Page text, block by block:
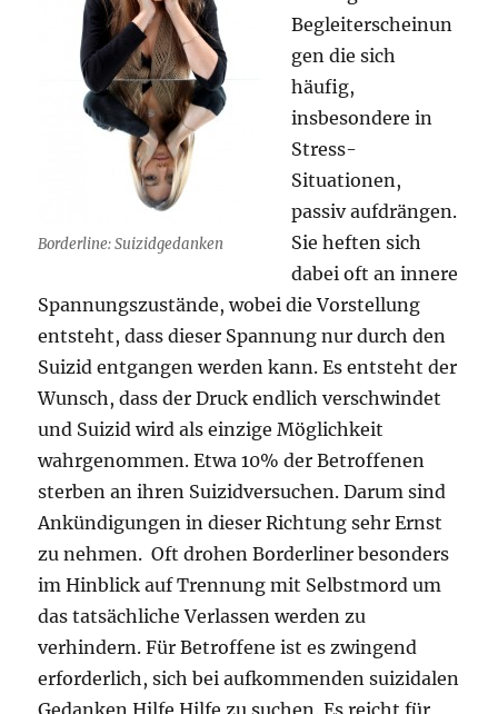
Borderline: Suizidgedanken
Begleiterscheinun
gen die sich
häufig,
insbesondere in
Stress-
Situationen,
passiv aufdrängen.
Sie heften sich
dabei oft an innere
Spannungszustände, wobei die Vorstellung
entsteht, dass dieser Spannung nur durch den
Suizid entgangen werden kann. Es entsteht der
Wunsch, dass der Druck endlich verschwindet
und Suizid wird als einzige Möglichkeit
wahrgenommen. Etwa 10% der Betroffenen
sterben an ihren Suizidversuchen. Darum sind
Ankündigungen in dieser Richtung sehr Ernst
zu nehmen. Oft drohen Borderliner besonders
im Hinblick auf Trennung mit Selbstmord um
das tatsächliche Verlassen werden zu
verhindern. Für Betroffene ist es zwingend
erforderlich, sich bei aufkommenden suizidalen
Gedanken Hilfe Hilfe zu suchen. Es reicht für